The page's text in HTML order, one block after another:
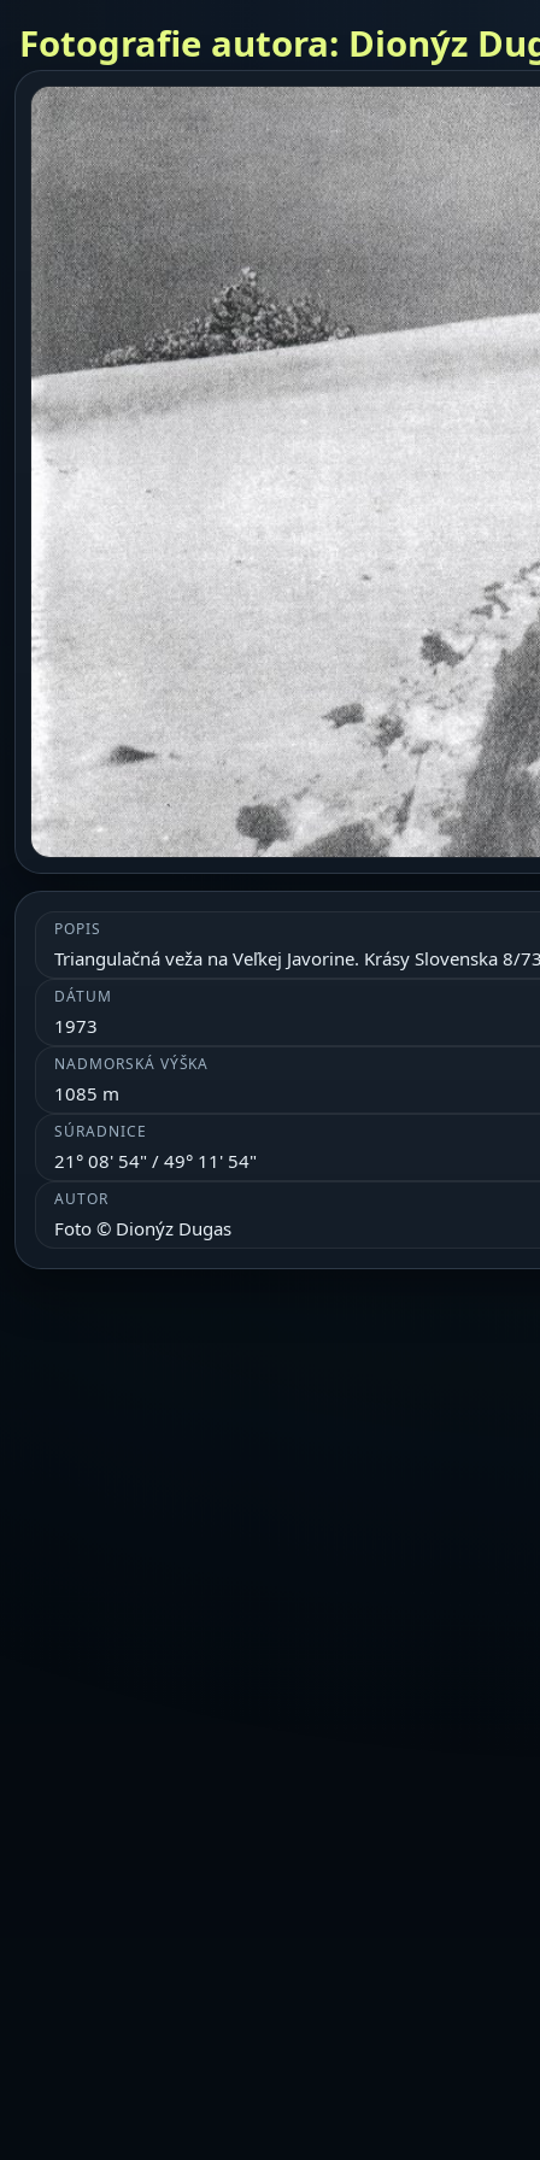
Fotografie autora: Dionýz
POPIS
Triangulačná veža na Veľkej Javorine. Krásy Slovenska 8/
DÁTUM
1973
NADMORSKÁ VÝŠKA
1085 m
SÚRADNICE
21° 08' 54" / 49° 11' 54"
AUTOR
Foto © Dionýz Dugas